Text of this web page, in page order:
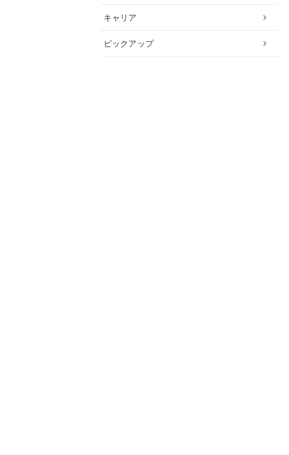
キャリア
ピックアップ